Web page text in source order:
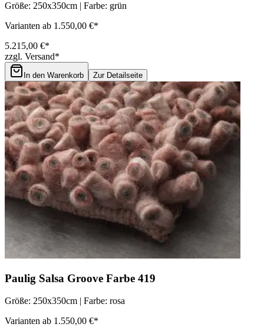
Größe: 250x350cm | Farbe: grün
Varianten ab 1.550,00 €*
5.215,00 €*
zzgl. Versand*
In den Warenkorb Zur Detailseite
Paulig Salsa Groove Farbe 419
Größe: 250x350cm | Farbe: rosa
Varianten ab 1.550,00 €*